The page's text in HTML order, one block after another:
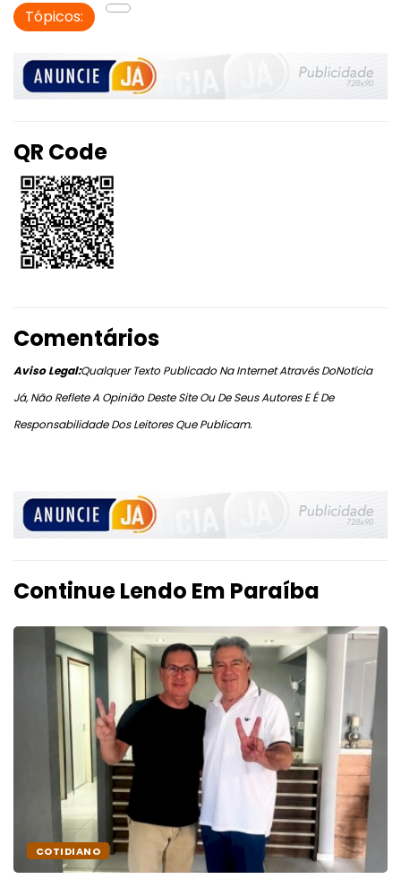
Tópicos:
QR Code
Comentários
Aviso Legal:Qualquer Texto Publicado Na Internet Através DoNotícia
Já, Não Reflete A Opinião Deste Site Ou De Seus Autores E É De
Responsabilidade Dos Leitores Que Publicam.
Continue Lendo Em Paraíba
COTIDIANO